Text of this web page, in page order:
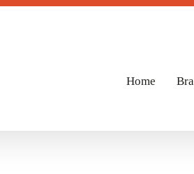
Home